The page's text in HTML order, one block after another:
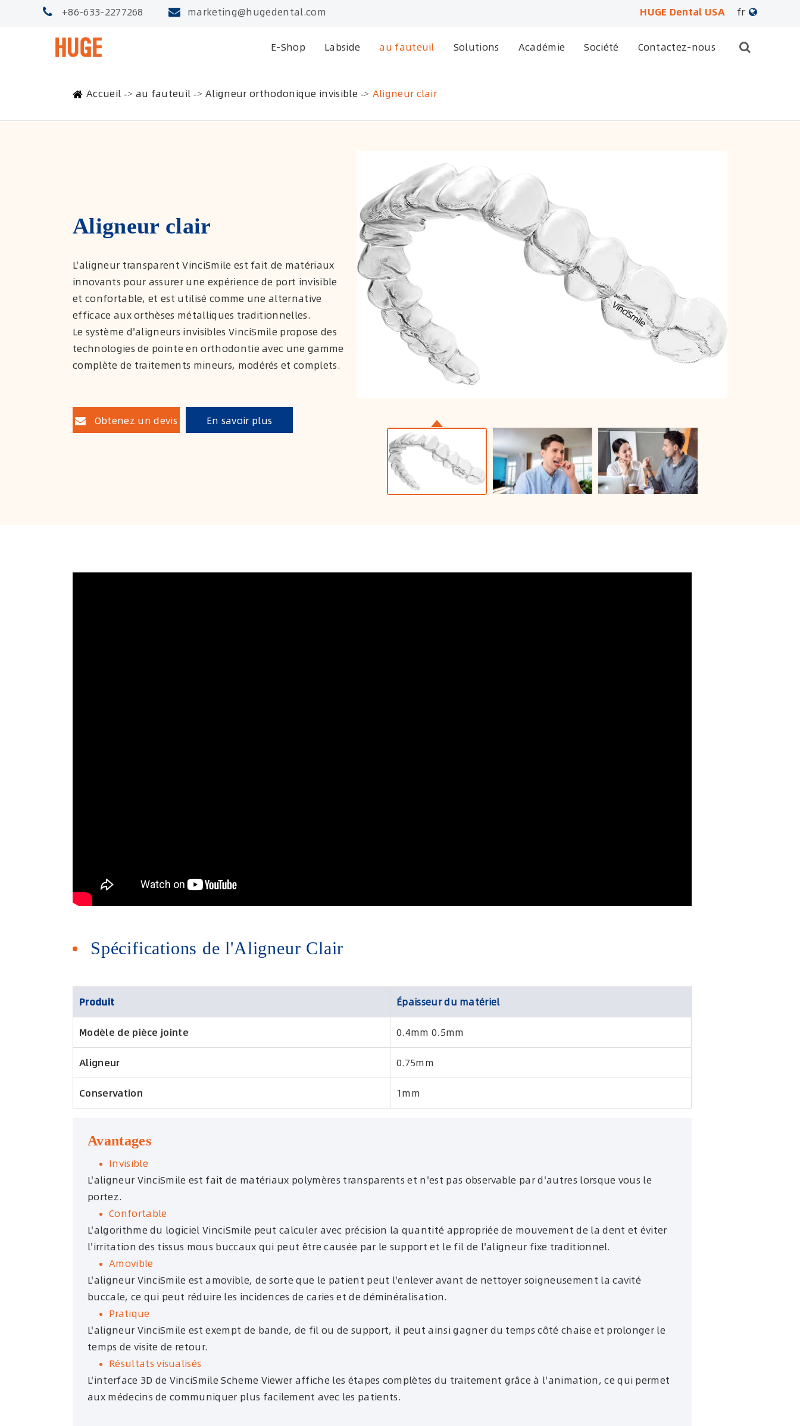
+86-633-2277268 marketing@hugedental.com HUGE Dental USA
fr
E-Shop Labside au fauteuil Solutions Académie Société Contactez-nous
Accueil au fauteuil Aligneur orthodonique invisible Aligneur clair
Aligneur clair
L'aligneur transparent VinciSmile est fait de matériaux
innovants pour assurer une expérience de port invisible
et confortable, et est utilisé comme une alternative
efficace aux orthèses métalliques traditionnelles.
Le système d'aligneurs invisibles VinciSmile propose des
technologies de pointe en orthodontie avec une gamme
complète de traitements mineurs, modérés et complets.
Obtenez un devis En savoir plus
Spécifications de l'Aligneur Clair
Produit Épaisseur du matériel
Modèle de pièce jointe 0.4mm 0.5mm
Aligneur 0.75mm
Conservation 1mm
Avantages
Invisible
L'aligneur VinciSmile est fait de matériaux polymères transparents et n'est pas observable par d'autres lorsque vous le
portez.
Confortable
L'algorithme du logiciel VinciSmile peut calculer avec précision la quantité appropriée de mouvement de la dent et éviter
l'irritation des tissus mous buccaux qui peut être causée par le support et le fil de l'aligneur fixe traditionnel.
Amovible
L'aligneur VinciSmile est amovible, de sorte que le patient peut l'enlever avant de nettoyer soigneusement la cavité
buccale, ce qui peut réduire les incidences de caries et de déminéralisation.
Pratique
L'aligneur VinciSmile est exempt de bande, de fil ou de support, il peut ainsi gagner du temps côté chaise et prolonger le
temps de visite de retour.
Résultats visualisés
L'interface 3D de VinciSmile Scheme Viewer affiche les étapes complètes du traitement grâce à l'animation, ce qui permet
aux médecins de communiquer plus facilement avec les patients.